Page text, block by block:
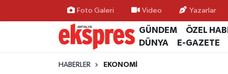
Foto Galeri Video Yazarlar
GÜNDEM ÖZEL
DÜNYA
E-GAZETE
HABERLER EKONOMİ
ÖZEL HABER
GÜNDEM
Nöbetçi Eczaneler
Hava Durumu